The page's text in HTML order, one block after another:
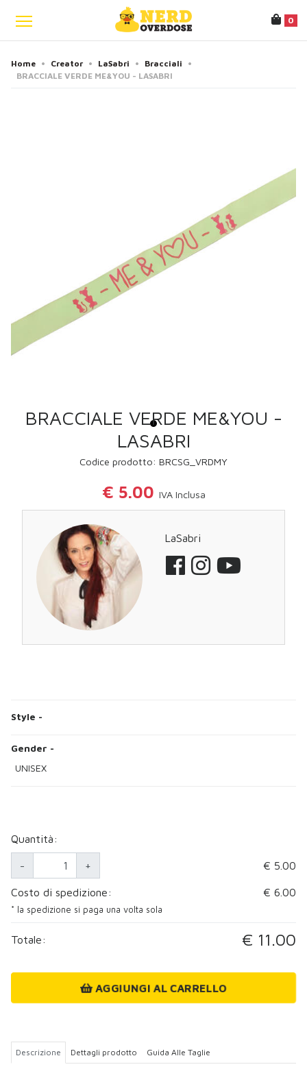
0
Home • Creator • LaSabri • Bracciali
•
BRACCIALE VERDE ME&YOU - LASABRI
BRACCIALE VERDE ME&YOU -
LASABRI
Codice prodotto: BRCSG_VRDMY
€ 5.00 IVA Inclusa
LaSabri
Style -
Gender -
UNISEX
Quantità:
- + € 5.00
Costo di spedizione:
* la spedizione si paga una volta sola
€ 6.00
Totale: € 11.00
AGGIUNGI AL CARRELLO
Descrizione Dettagli prodotto Guida Alle Taglie